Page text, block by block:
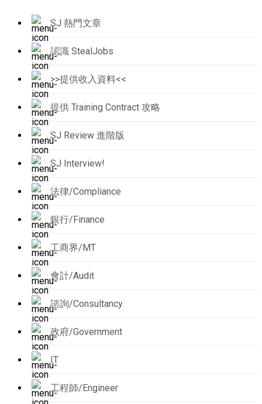
SJ 熱門文章
認識 StealJobs
>>提供收入資料<<
提供 Training Contract 攻略
SJ Review 進階版
SJ Interview!
法律/Compliance
銀行/Finance
工商界/MT
會計/Audit
諮詢/Consultancy
政府/Government
IT
工程師/Engineer